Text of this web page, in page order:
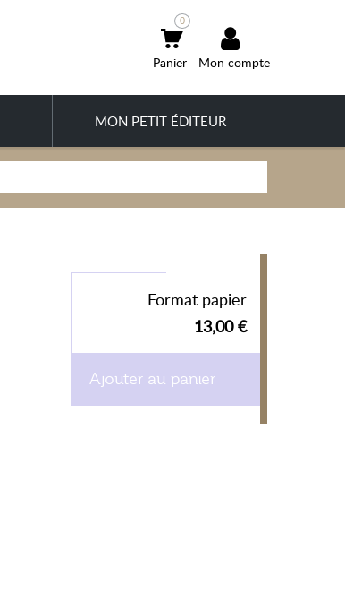
Mon compte
0
MON PETIT ÉDITEUR
Format papier
13,00 €
Ajouter au panier